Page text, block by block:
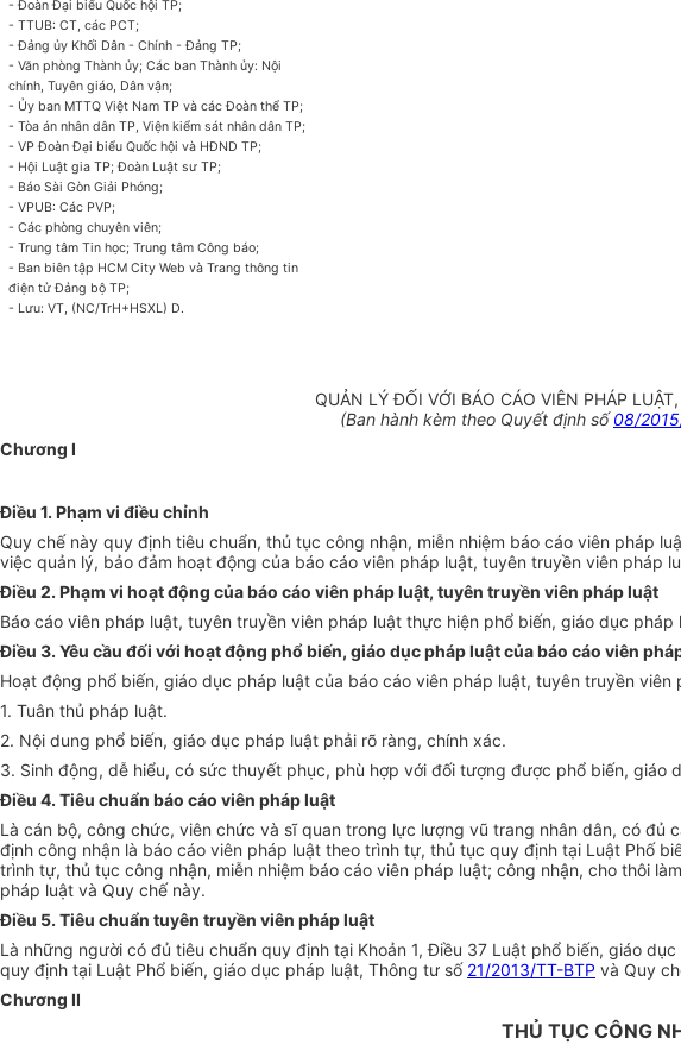
- Đoàn Đại biểu Quốc hội TP;
- TTUB: CT, các PCT;
- Đảng ủy Khối Dân - Chính - Đảng TP;
- Văn phòng Thành ủy; Các ban Thành ủy: Nội
chính, Tuyên giáo, Dân vận;
- Ủy ban MTTQ Việt Nam TP và các Đoàn thể TP;
- Tòa án nhân dân TP, Viện kiểm sát nhân dân TP;
- VP Đoàn Đại biểu Quốc hội và HĐND TP;
- Hội Luật gia TP; Đoàn Luật sư TP;
- Báo Sài Gòn Giải Phóng;
- VPUB: Các PVP;
- Các phòng chuyên viên;
- Trung tâm Tin học; Trung tâm Công báo;
- Ban biên tập HCM City Web và Trang thông tin
điện tử Đảng bộ TP;
- Lưu: VT, (NC/TrH+HSXL) D.
QUẢN LÝ ĐỐI VỚI BÁO CÁO VIÊN PHÁP
(Ban hành kèm theo Quyết định số08/
Chương I
Điều 1. Phạm vi điều chỉnh
Quy chế này quy định tiêu chuẩn, thủ tục công nhận, miễn nhiệm báo cáo viên pháp
việc quản lý, bảo đảm hoạt động của báo cáo viên pháp luật, tuyên truyền viên pháp
Điều 2. Phạm vi hoạt động của báo cáo viên pháp luật, tuyên truyền viên pháp luật
Báo cáo viên pháp luật, tuyên truyền viên pháp luật thực hiện phổ biến, giáo dục
Điều 3. Yêu cầu đối với hoạt động phổ biến, giáo dục pháp luật của báo cáo viên
Hoạt động phổ biến, giáo dục pháp luật của báo cáo viên pháp luật, tuyên truyền
1. Tuân thủ pháp luật.
2. Nội dung phổ biến, giáo dục pháp luật phải rõ ràng, chính xác.
3. Sinh động, dễ hiểu, có sức thuyết phục, phù hợp với đối tượng được phổ biến,
Điều 4. Tiêu chuẩn báo cáo viên pháp luật
Là cán bộ, công chức, viên chức và sĩ quan trong lực lượng vũ trang nhân dân, có
định công nhận là báo cáo viên pháp luật theo trình tự, thủ tục quy định tại Luật Phố
trình tự, thủ tục công nhận, miễn nhiệm báo cáo viên pháp luật; công nhận, cho thôi
pháp luật và Quy chế này.
Điều 5. Tiêu chuẩn tuyên truyền viên pháp luật
Là những người có đủ tiêu chuẩn quy định tại Khoản 1, Điều 37 Luật phổ biến, giáo
quy định tại Luật Phổ biến, giáo dục pháp luật, Thông tư số 21/2013/TT-BTP và Quy
Chương II
THỦ TỤC CÔNG